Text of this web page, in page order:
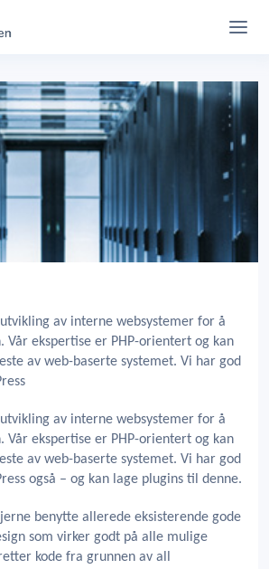
av interne websystemer for å
Vår ekspertise er PHP-orientert og kan
av web-baserte systemet. Vi har god
av interne websystemer for å
Vår ekspertise er PHP-orientert og kan
av web-baserte systemet. Vi har god
også – og kan lage plugins til denne.
benytte allerede eksisterende gode
som virker godt på alle mulige
kode fra grunnen av all